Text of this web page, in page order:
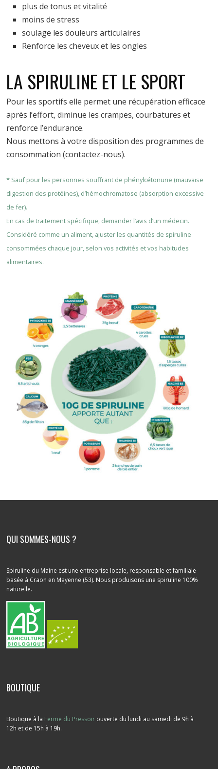
plus de tonus et vitalité
moins de stress
soulage les douleurs articulaires
Renforce les cheveux et les ongles
LA SPIRULINE ET LE SPORT
Pour les sportifs elle permet une récupération efficace
après l’effort, diminue les crampes, courbatures et
renforce l’endurance.
Nous mettons à votre disposition des programmes de
consommation (contactez-nous).
* Sauf pour les personnes souffrant de phénylcétonurie (mauvaise
digestion des protéines), d’hémochromatose (absorption excessive
de fer).
En cas de traitement spécifique, demander l’avis d’un médecin.
Considéré comme un aliment, ajuster les quantités de spiruline
consommées chaque jour, selon vos activités et vos habitudes
alimentaires.
QUI SOMMES-NOUS ?
Spiruline du Maine est une entreprise locale, responsable et familiale
basée à Craon en Mayenne (53). Nous produisons une spiruline 100%
naturelle.
BOUTIQUE
Boutique à la Ferme du Pressoir ouverte du lundi au samedi de 9h à
12h et de 15h à 19h.